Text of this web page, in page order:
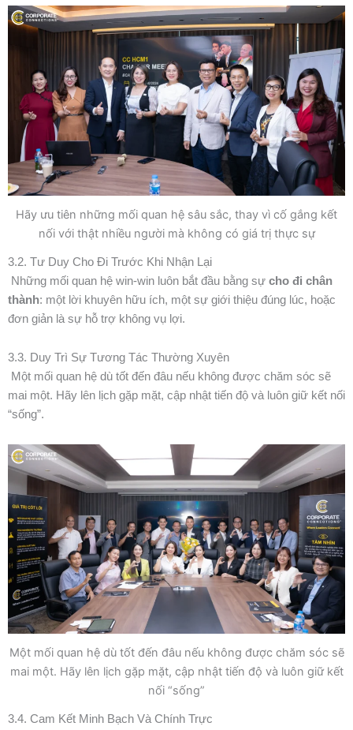
Hãy ưu tiên những mối quan hệ sâu sắc, thay vì cố gắng kết
nối với thật nhiều người mà không có giá trị thực sự
3.2. Tư Duy Cho Đi Trước Khi Nhận Lại
Những mối quan hệ win-win luôn bắt đầu bằng sự cho đi chân
thành: một lời khuyên hữu ích, một sự giới thiệu đúng lúc, hoặc
đơn giản là sự hỗ trợ không vụ lợi.
3.3. Duy Trì Sự Tương Tác Thường Xuyên
Một mối quan hệ dù tốt đến đâu nếu không được chăm sóc sẽ
mai một. Hãy lên lịch gặp mặt, cập nhật tiến độ và luôn giữ kết nối
“sống”.
Một mối quan hệ dù tốt đến đâu nếu không được chăm sóc sẽ
mai một. Hãy lên lịch gặp mặt, cập nhật tiến độ và luôn giữ kết
nối “sống”
3.4. Cam Kết Minh Bạch Và Chính Trực